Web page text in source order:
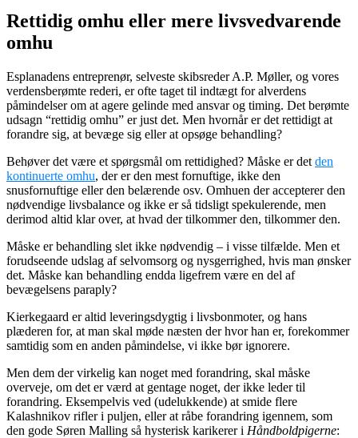
Rettidig omhu eller mere livsvedvarende
omhu
Esplanadens entreprenør, selveste skibsreder A.P. Møller, og vores
verdensberømte rederi, er ofte taget til indtægt for alverdens
påmindelser om at agere gelinde med ansvar og timing. Det berømte
udsagn “rettidig omhu” er just det. Men hvornår er det rettidigt at
forandre sig, at bevæge sig eller at opsøge behandling?
Behøver det være et spørgsmål om rettidighed? Måske er det den
kontinuerte omhu, der er den mest fornuftige, ikke den
snusfornuftige eller den belærende osv. Omhuen der accepterer den
nødvendige livsbalance og ikke er så tidsligt spekulerende, men
derimod altid klar over, at hvad der tilkommer den, tilkommer den.
Måske er behandling slet ikke nødvendig – i visse tilfælde. Men et
forudseende udslag af selvomsorg og nysgerrighed, hvis man ønsker
det. Måske kan behandling endda ligefrem være en del af
bevægelsens paraply?
Kierkegaard er altid leveringsdygtig i livsbonmoter, og hans
plæderen for, at man skal møde næsten der hvor han er, forekommer
samtidig som en anden påmindelse, vi ikke bør ignorere.
Men dem der virkelig kan noget med forandring, skal måske
overveje, om det er værd at gentage noget, der ikke leder til
forandring. Eksempelvis ved (udelukkende) at smide flere
Kalashnikov rifler i puljen, eller at råbe forandring igennem, som
den gode Søren Malling så hysterisk karikerer i Håndboldpigerne: